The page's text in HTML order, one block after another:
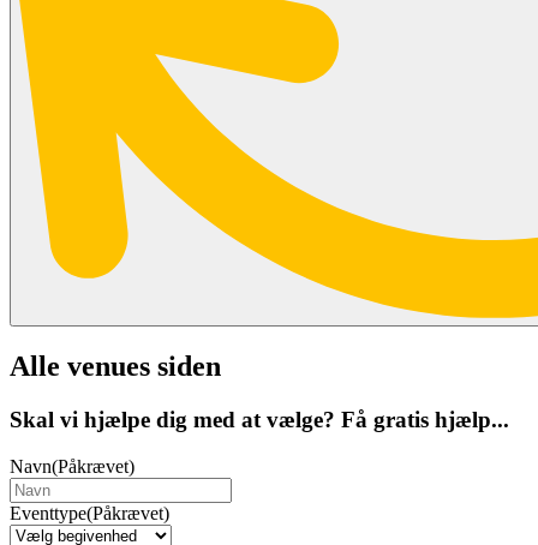
Alle venues siden
Skal vi hjælpe dig med at vælge? Få gratis hjælp...
Navn(Påkrævet)
Eventtype(Påkrævet)